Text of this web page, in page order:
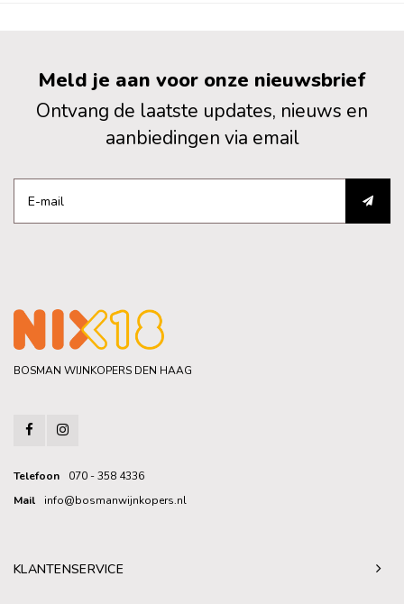
Meld je aan voor onze nieuwsbrief
Ontvang de laatste updates, nieuws en
aanbiedingen via email
BOSMAN WIJNKOPERS DEN HAAG
Telefoon
070 - 358 4336
Mail
info@bosmanwijnkopers.nl
KLANTENSERVICE